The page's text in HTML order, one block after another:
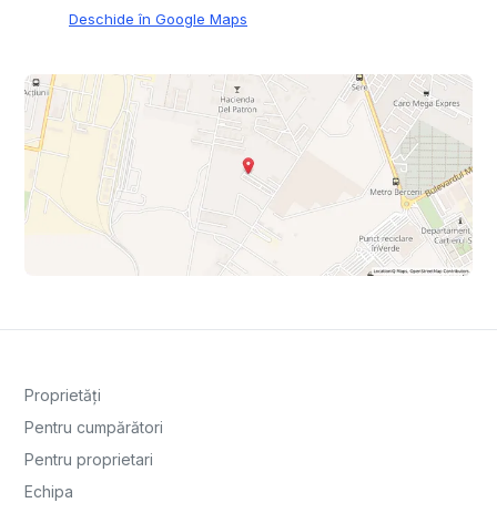
Deschide în Google Maps
Proprietăți
Pentru cumpărători
Pentru proprietari
Echipa